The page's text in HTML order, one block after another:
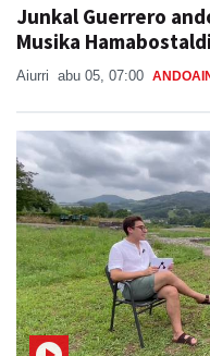
Junkal Guerrero
Musika
Aiurri abu 05, 07:00